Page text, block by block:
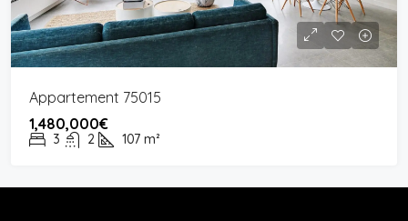
Appartement 75015
1,480,000€
3 2 107 m²